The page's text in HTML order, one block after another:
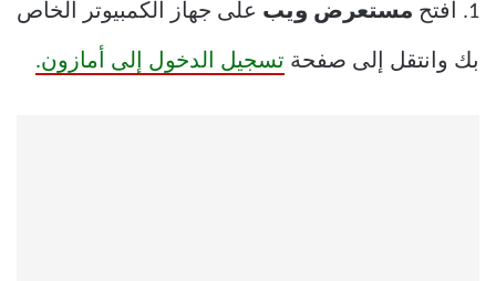
1. افتح مستعرض ويب على جهاز الكمبيوتر الخاص
بك وانتقل إلى صفحة تسجيل الدخول إلى أمازون.